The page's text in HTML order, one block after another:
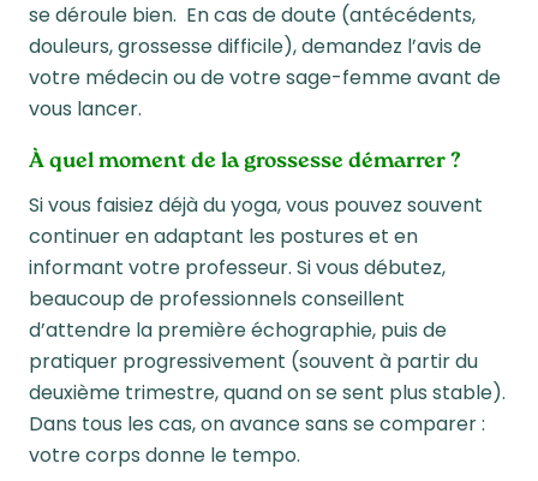
se déroule bien. En cas de doute (antécédents,
douleurs, grossesse difficile), demandez l’avis de
votre médecin ou de votre sage-femme avant de
vous lancer.
À quel moment de la grossesse démarrer ?
Si vous faisiez déjà du yoga, vous pouvez souvent
continuer en adaptant les postures et en
informant votre professeur. Si vous débutez,
beaucoup de professionnels conseillent
d’attendre la première échographie, puis de
pratiquer progressivement (souvent à partir du
deuxième trimestre, quand on se sent plus stable).
Dans tous les cas, on avance sans se comparer :
votre corps donne le tempo.